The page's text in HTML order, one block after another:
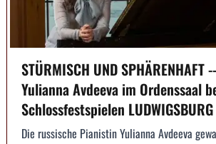
STÜRMISCH UND SPHÄRENHAFT
Yulianna Avdeeva im Ordenssaal
Schlossfestspielen LUDWIGSBURG
Die russische Pianistin Yulianna Avdeeva